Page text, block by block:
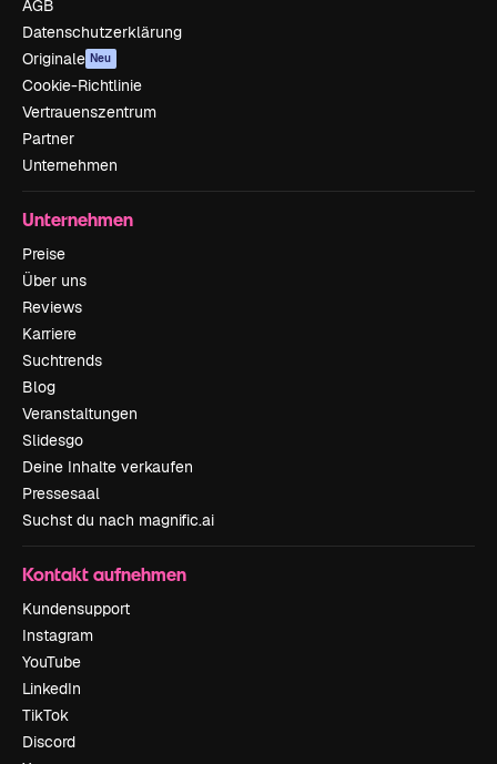
AGB
Datenschutzerklärung
Originale Neu
Cookie-Richtlinie
Vertrauenszentrum
Partner
Unternehmen
Unternehmen
Preise
Über uns
Reviews
Karriere
Suchtrends
Blog
Veranstaltungen
Slidesgo
Deine Inhalte verkaufen
Pressesaal
Suchst du nach magnific.ai
Kontakt aufnehmen
Kundensupport
Instagram
YouTube
LinkedIn
TikTok
Discord